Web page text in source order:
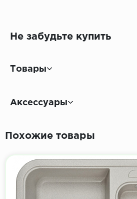
Не забудьте купить
Товары
Аксессуары
Похожие товары